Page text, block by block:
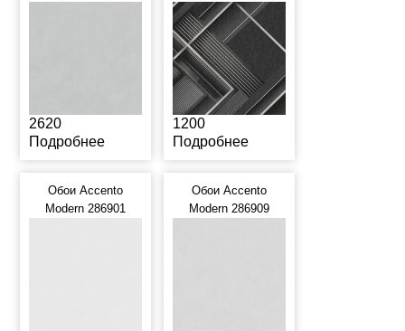
2620
Подробнее
1200
Подробнее
Обои Accento
Modern 286901
Обои Accento
Modern 286909